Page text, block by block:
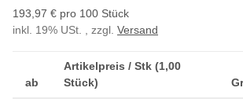
193,97 € pro 100 Stück
inkl. 19% USt. , zzgl. Versand
ab
Artikelpreis / Stk (1,00
Stück)